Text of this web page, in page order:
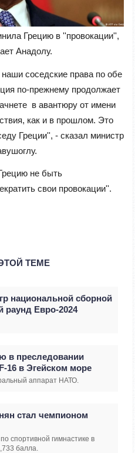
Грецию в ''провокации'',
Анадолу.
соседские права по обе
по-прежнему продолжает
в авантюру от имени
как и в прошлом. Это
Греции'', - сказал министр
не быть
свои провокации''.
ТЕМЕ
национальной сборной
раунд Евро-2024
в преследовании
16 в Эгейском море
аппарат НАТО.
стал чемпионом
спортивной гимнастике в
балла.